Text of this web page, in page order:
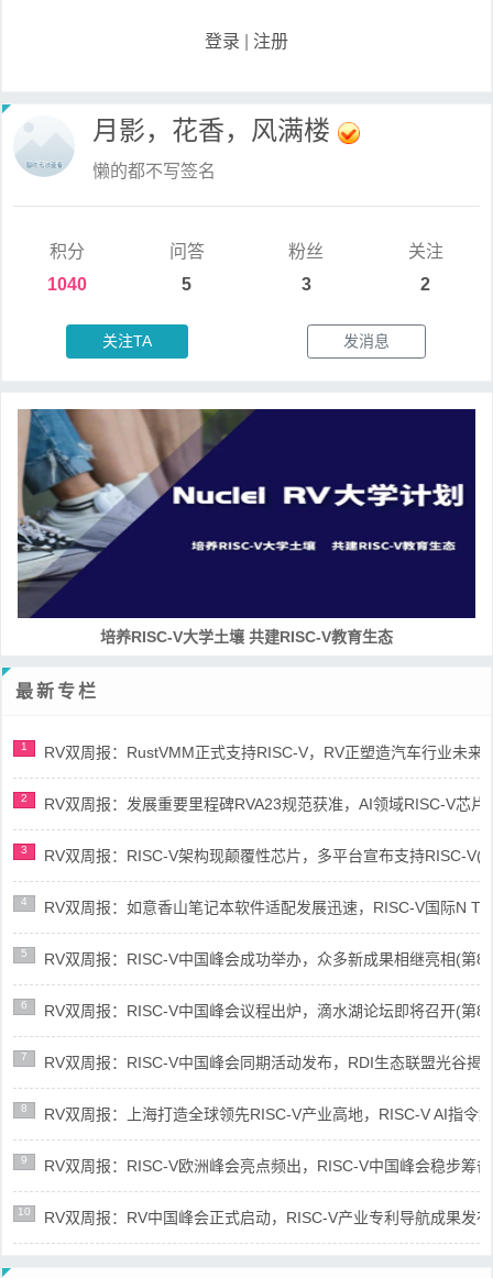
登录 注册
月影，花香，风满楼
懒的都不写签名
积分
1040
问答
5
粉丝
3
关注
2
关注TA 发消息
RISC-V处理器设计系列课程
最新专栏
1 RV双周报：RustVMM正式支持RISC-V，RV正塑造汽车行业未来
2 RV双周报：发展重要里程碑RVA23规范获准，AI领域RISC-V芯
3 RV双周报：RISC-V架构现颠覆性芯片，多平台宣布支持RISC-V(
4 RV双周报：如意香山笔记本软件适配发展迅速，RISC-V国际N
5 RV双周报：RISC-V中国峰会成功举办，众多新成果相继亮相(第
6 RV双周报：RISC-V中国峰会议程出炉，滴水湖论坛即将召开(第
7 RV双周报：RISC-V中国峰会同期活动发布，RDI生态联盟光谷揭
8 RV双周报：上海打造全球领先RISC-V产业高地，RISC-V AI指令
9 RV双周报：RISC-V欧洲峰会亮点频出，RISC-V中国峰会稳步筹
10 RV双周报：RV中国峰会正式启动，RISC-V产业专利导航成果发